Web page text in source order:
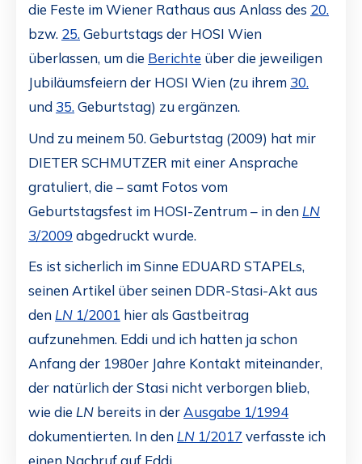
die Feste im Wiener Rathaus aus Anlass des 20.
bzw. 25. Geburtstags der HOSI Wien
überlassen, um die Berichte über die jeweiligen
Jubiläumsfeiern der HOSI Wien (zu ihrem 30.
und 35. Geburtstag) zu ergänzen.
Und zu meinem 50. Geburtstag (2009) hat mir
DIETER SCHMUTZER mit einer Ansprache
gratuliert, die – samt Fotos vom
Geburtstagsfest im HOSI-Zentrum – in den LN
3/2009 abgedruckt wurde.
Es ist sicherlich im Sinne EDUARD STAPELs,
seinen Artikel über seinen DDR-Stasi-Akt aus
den LN 1/2001 hier als Gastbeitrag
aufzunehmen. Eddi und ich hatten ja schon
Anfang der 1980er Jahre Kontakt miteinander,
der natürlich der Stasi nicht verborgen blieb,
wie die LN bereits in der Ausgabe 1/1994
dokumentierten. In den LN 1/2017 verfasste ich
einen Nachruf auf Eddi.